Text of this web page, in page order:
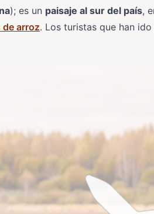
); es un paisaje al sur del país,
arroz. Los turistas que han